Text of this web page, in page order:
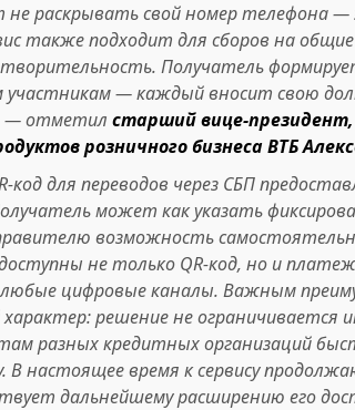
раскрывать свой номер телефона —
также подходит для сборов на общие
Получатель
— каждый вносит свою
— отметилстарший вице-
розничного бизнеса ВТБ
код для переводов через СБП
может как указать
возможность
не только QR-код, но и
цифровые каналы. Важным
решение не ограничивается
разных кредитных организаций
В настоящее время к сервису
дальнейшему расширению его